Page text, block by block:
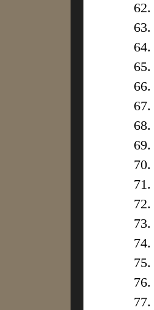
62.
63.
64.
65.
66.
67.
68.
69.
70.
71.
72.
73.
74.
75.
76.
77.